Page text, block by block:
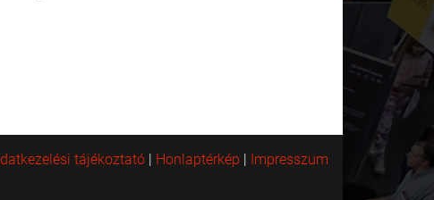
tájékoztató | Honlaptérkép | Impresszum